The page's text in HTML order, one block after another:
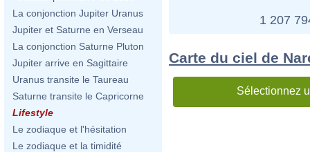
La conjonction Jupiter Uranus
Jupiter et Saturne en Verseau
La conjonction Saturne Pluton
Jupiter arrive en Sagittaire
Uranus transite le Taureau
Saturne transite le Capricorne
Lifestyle
Le zodiaque et l'hésitation
Le zodiaque et la timidité
1 207
Carte du ciel de
Sélectionnez